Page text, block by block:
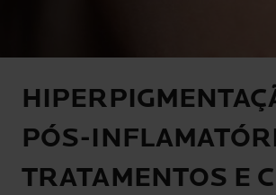
PÓS-
TRATAMENTOS E